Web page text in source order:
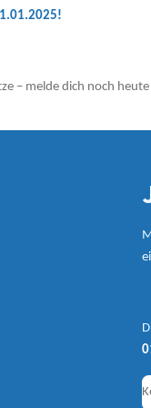
– melde dich noch heute